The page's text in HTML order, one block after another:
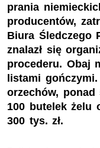
prania
producentów,
Biura Śledczego
znalazł się
procederu. Obaj
listami
orzechów,
100 butelek żelu
300 tys. zł.